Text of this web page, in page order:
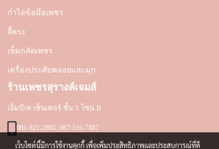
กำไลข้อมือเพชร
จี้พระ
เข็มกลัดเพชร
เครื่องประดับพลอยและมุก
ร้านเพชรสุรางค์เจมส์
เอ็มบีเค เซ็นเตอร์ ชั้น 3 โซน B
081-821-2805, 087-516-7887
เว็บไซต์นี้มีการใช้งานคุกกี้ เพื่อเพิ่มประสิทธิภาพและประสบการณ์ที่ดี